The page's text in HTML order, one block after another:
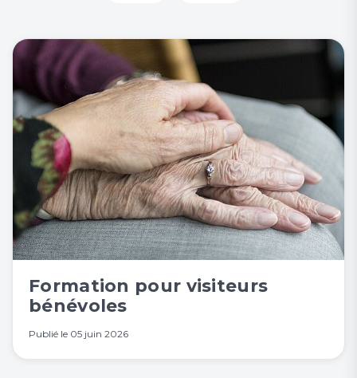
Formation pour visiteurs
bénévoles
Publié le 05 juin 2026